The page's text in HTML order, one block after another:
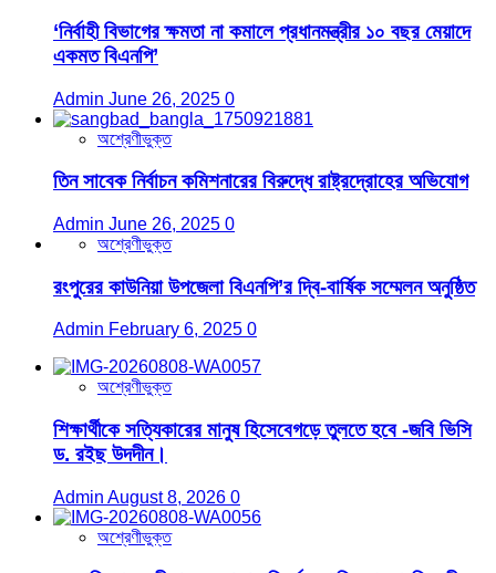
‘নির্বাহী বিভাগের ক্ষমতা না কমালে প্রধানমন্ত্রীর ১০ বছর মেয়াদে
একমত বিএনপি’
Admin June 26, 2025 0
অশ্রেণীভুক্ত
তিন সাবেক নির্বাচন কমিশনারের বিরুদ্ধে রাষ্ট্রদ্রোহের অভিযোগ
Admin June 26, 2025 0
অশ্রেণীভুক্ত
রংপুরের কাউনিয়া উপজেলা বিএনপি’র দ্বি-বার্ষিক সম্মেলন অনুষ্ঠিত
Admin February 6, 2025 0
অশ্রেণীভুক্ত
শিক্ষার্থীকে সত্যিকারের মানুষ হিসেবেগড়ে তুলতে হবে -জবি ভিসি
ড. রইছ উদদীন।
Admin August 8, 2026 0
অশ্রেণীভুক্ত